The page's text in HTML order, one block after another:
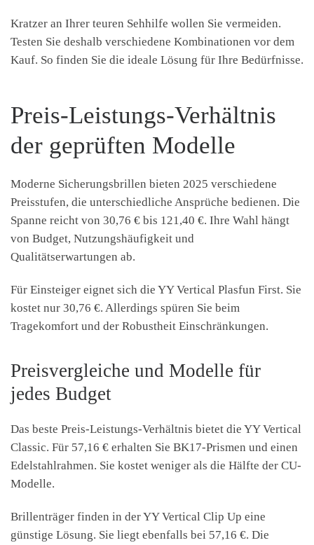
Kratzer an Ihrer teuren Sehhilfe wollen Sie vermeiden.
Testen Sie deshalb verschiedene Kombinationen vor dem
Kauf. So finden Sie die ideale Lösung für Ihre Bedürfnisse.
Preis-Leistungs-Verhältnis
der geprüften Modelle
Moderne Sicherungsbrillen bieten 2025 verschiedene
Preisstufen, die unterschiedliche Ansprüche bedienen. Die
Spanne reicht von 30,76 € bis 121,40 €. Ihre Wahl hängt
von Budget, Nutzungshäufigkeit und
Qualitätserwartungen ab.
Für Einsteiger eignet sich die YY Vertical Plasfun First. Sie
kostet nur 30,76 €. Allerdings spüren Sie beim
Tragekomfort und der Robustheit Einschränkungen.
Preisvergleiche und Modelle für
jedes Budget
Das beste Preis-Leistungs-Verhältnis bietet die YY Vertical
Classic. Für 57,16 € erhalten Sie BK17-Prismen und einen
Edelstahlrahmen. Sie kostet weniger als die Hälfte der CU-
Modelle.
Brillenträger finden in der YY Vertical Clip Up eine
günstige Lösung. Sie liegt ebenfalls bei 57,16 €. Die